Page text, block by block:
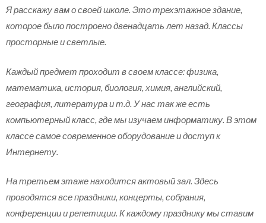
Я расскажу вам о своей школе. Это трехэтажное здание,
которое было построено двенадцать лет назад. Классы
просторные и светлые.
Каждый предмет проходит в своем классе: физика,
математика, история, биология, химия, английский,
география, литература и т.д. У нас так же есть
компьютерный класс, где мы изучаем информатику. В этом
классе самое современное оборудование и доступ к
Интернету.
На третьем этаже находится актовый зал. Здесь
проводятся все праздники, концерты, собрания,
конференции и репетиции. К каждому празднику мы ставим